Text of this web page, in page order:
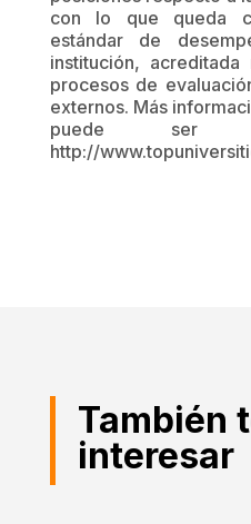
con lo que queda
estándar de
institución,
procesos de
externos. Más
puede ser
http://
También
interesar